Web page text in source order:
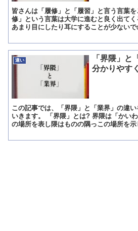
皆さんは「履修」と「履習」と言う言葉
修」という言葉は大学に進むと良く出て
あまり目にしたり耳にすることが少ない
違い
「界隈」と
分かりやす
この記事では、「界隈」と「業界」の違
いきます。 「界隈」とは? 界隈は「かい
の場所を表し隈はものの隅っこの場所を